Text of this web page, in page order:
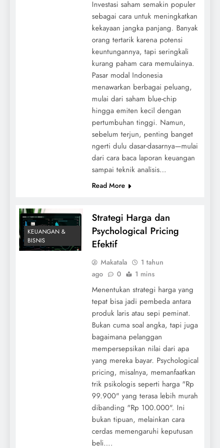
Investasi saham semakin populer
sebagai cara untuk meningkatkan
kekayaan jangka panjang. Banyak
orang tertarik karena potensi
keuntungannya, tapi seringkali
kurang paham cara memulainya.
Pasar modal Indonesia
menawarkan berbagai peluang,
mulai dari saham blue-chip
hingga emiten kecil dengan
pertumbuhan tinggi. Namun,
sebelum terjun, penting banget
ngerti dulu dasar-dasarnya—mulai
dari cara baca laporan keuangan
sampai teknik analisis…
Read More
KEUANGAN &
BISNIS
Strategi Harga dan
Psychological Pricing
Efektif
Makatala
1 tahun
ago
0 1 mins
Menentukan strategi harga yang
tepat bisa jadi pembeda antara
produk laris atau sepi peminat.
Bukan cuma soal angka, tapi juga
bagaimana pelanggan
mempersepsikan nilai dari apa
yang mereka bayar. Psychological
pricing, misalnya, memanfaatkan
trik psikologis seperti harga "Rp
99.900" yang terasa lebih murah
dibanding "Rp 100.000". Ini
bukan tipuan, melainkan cara
cerdas memengaruhi keputusan
beli….